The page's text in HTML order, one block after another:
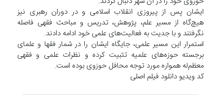
ایشان پس از پیروزی انقلاب اسلامی و در دوران رهبری نیز
هیچ‌گاه از مسیر علم، پژوهش، تدریس و مباحث فقهی فاصله
نگرفتند و با جدیت به فعالیت‌های علمی خود ادامه دادند.
استمرار این مسیر علمی، جایگاه ایشان را در شمار فقها و علمای
برجسته حوزه‌های علمیه تثبیت کرده و نظرات علمی و فقهی
معظم‌له همواره مورد توجه محافل حوزوی بوده است.
کد ویدیو دانلود فیلم اصلی